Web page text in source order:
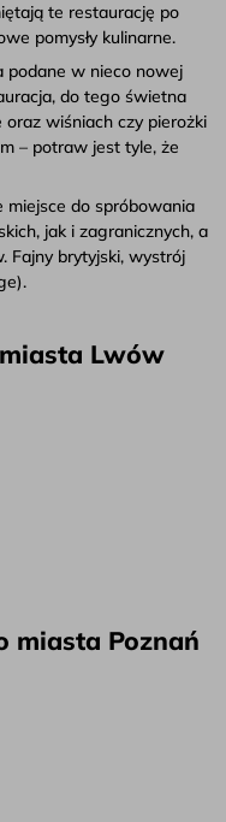
te restaurację po
pomysły kulinarne.
podane w nieco nowej
do tego świetna
oraz wiśniach czy pierożki
– potraw jest tyle, że
miejsce do spróbowania
jak i zagranicznych, a
Fajny brytyjski, wystrój
Lwów
miasta Poznań